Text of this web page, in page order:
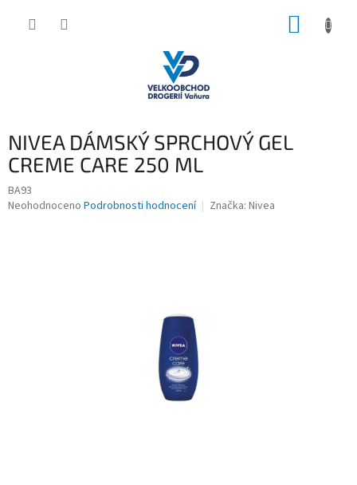
NIVEA DÁMSKÝ SPRCHOVÝ GEL
CREME CARE 250 ML
BA93
Průměrné
Neohodnoceno Podrobnosti hodnocení Značka: Nivea